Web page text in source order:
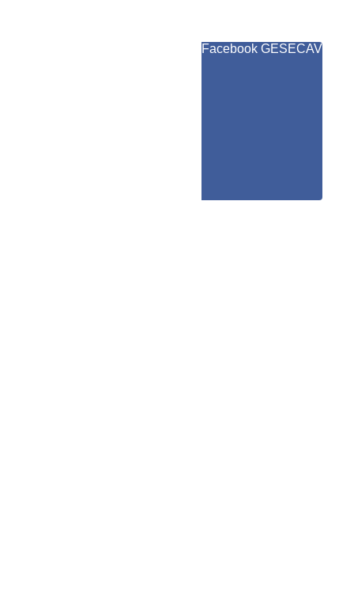
Facebook GESECAV